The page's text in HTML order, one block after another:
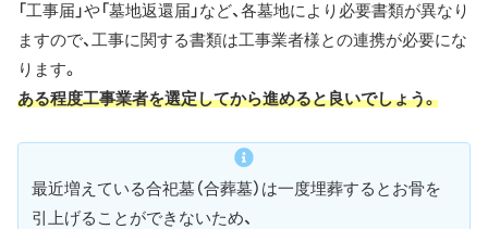
「工事届」や「墓地返還届」など、各墓地により必要書類が異なり
ますので、工事に関する書類は工事業者様との連携が必要にな
ります。
ある程度工事業者を選定してから進めると良いでしょう。
最近増えている合祀墓（合葬墓）は一度埋葬するとお骨を
引上げることができないため、